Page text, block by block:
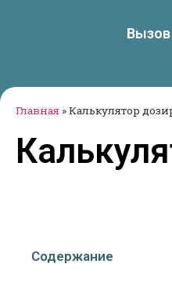
Вызов
Главная »Калькулятор
Содержание